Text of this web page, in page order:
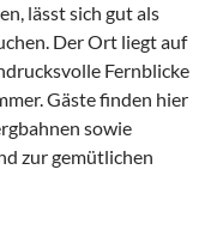
lässt sich gut als
Der Ort liegt auf
Fernblicke
Gäste finden hier
sowie
zur gemütlichen